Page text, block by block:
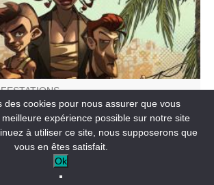
?
ALPES
des cookies pour nous assurer que vous
expérience possible sur notre site
à utiliser ce site, nous supposerons que
vous en êtes satisfait.
Ok